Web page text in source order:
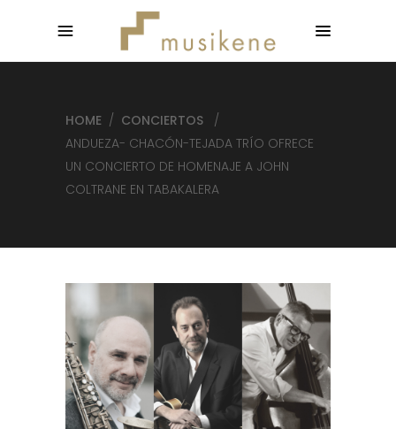
HOME / CONCIERTOS
/
ANDUEZA- CHACÓN-TEJADA TRÍO OFRECE
UN CONCIERTO DE HOMENAJE A JOHN
COLTRANE EN TABAKALERA